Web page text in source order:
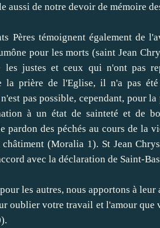
aussi de notre devoir de mémoire
Pères témoignent également de
pour les morts (saint Jean
les justes et ceux qui n'ont pas
la prière de l'Eglise, il n'a pas
pas possible, cependant, pour la
à un état de sainteté et de
pardon des péchés au cours de la
(Moralia 1). St Jean
avec la déclaration de Saint-
pour les autres, nous apportons à leur
oublier votre travail et l'amour que
.